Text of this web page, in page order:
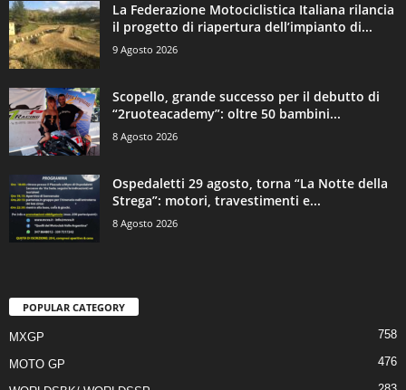
La Federazione Motociclistica Italiana rilancia
il progetto di riapertura dell’impianto di...
9 Agosto 2026
Scopello, grande successo per il debutto di
“2ruoteacademy”: oltre 50 bambini...
8 Agosto 2026
Ospedaletti 29 agosto, torna “La Notte della
Strega”: motori, travestimenti e...
8 Agosto 2026
POPULAR CATEGORY
MXGP 758
MOTO GP 476